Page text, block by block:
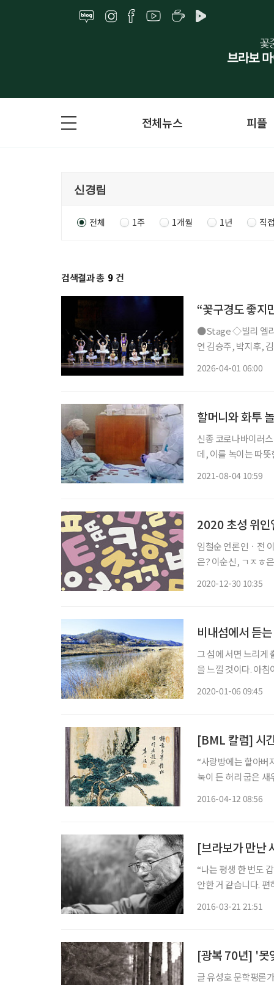
전체뉴스 피플
전체 1주 1개월 1년 직
검색결과 총 9 건
“꽃구경도 좋지
●Stage ◇빌리 엘리어트 일정 4월 12일 ~ 7월 26일 장소 블루스퀘어 연출 에드 번사이드 출
연 김승주, 박지후,
2026-04-01 06:00
할머니와 화투
신종 코로나바이러
데, 이를 녹이는 따
2021-08-04 10:59
2020 초성 위인
임철순 언론인ㆍ전 이투데이 주필 어린이 여러분, 우
은? 이순신, ㄱㅈㅎ
2020-12-30 10:35
비내섬에서 듣
그 섬에 서면 느리게
을 느낄 것이다. 아
2020-01-06 09:45
[BML 칼럼] 시
“사랑방에는 할아버
눅이 든 허리 굽은
2016-04-12 08:56
“나는 평생 한 번도
안한 거 같습니다. 편하게 살 수 있는데도 굳이 갑이 왜 되냐는 생각이에요.” 아무 망설임 없이
2016-03-21 21:51
[광복 70년] '못
글 유성호 문학평론가·한양대 교수 1945년 8월 15일,